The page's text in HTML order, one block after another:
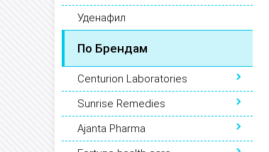
Уденафил
По Брендам
Centurion Laboratories
Sunrise Remedies
Ajanta Pharma